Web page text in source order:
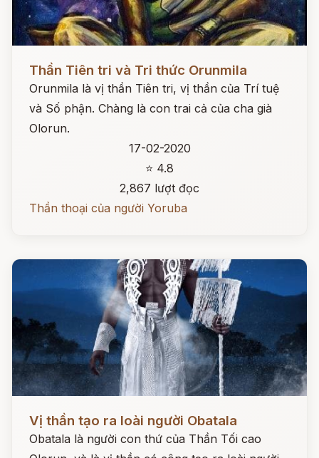
Đọc ngay
Thần Tiên tri và Tri thức Orunmila
Orunmila là vị thần Tiên tri, vị thần của Trí tuệ
và Số phận. Chàng là con trai cả của cha già
Olorun.
17-02-2020
⭐ 4.8
2,867 lượt đọc
Thần thoại của người Yoruba
Đọc ngay
Vị thần tạo ra loài người Obatala
Obatala là người con thứ của Thần Tối cao